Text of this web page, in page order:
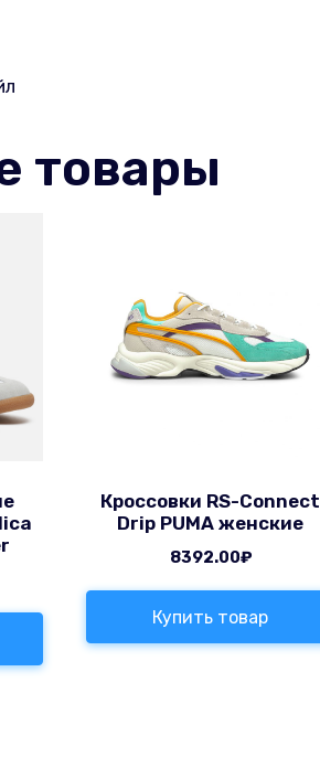
товары
Кроссовки RS-Connect
Drip PUMA женские
8392.00₽
Купить товар